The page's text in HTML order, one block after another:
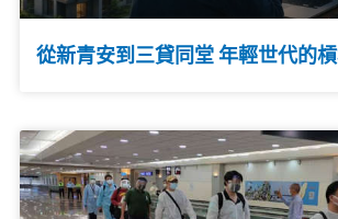
從新青安到三貸同堂 年輕世代的